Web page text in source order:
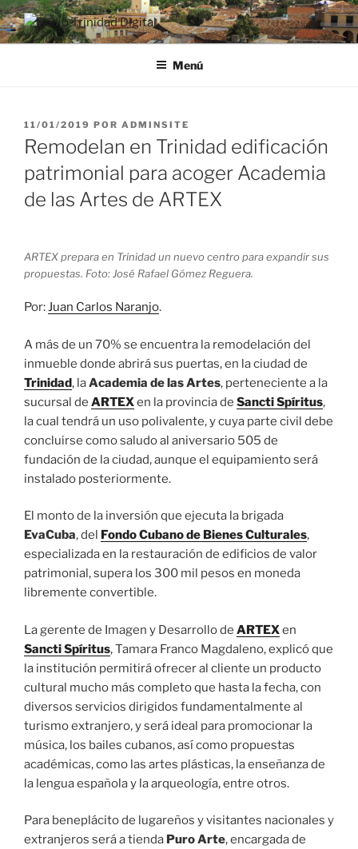
Saltar
al
contenido
RADIO TRINIDAD DIGITAL
Desde la Ciudad Museo del Caribe
Menú
PUBLICADO
EL
11/01/2019 POR ADMINSITE
Remodelan en Trinidad edificación
patrimonial para acoger Academia
de las Artes de ARTEX
ARTEX prepara en Trinidad un nuevo centro para expandir sus
propuestas. Foto: José Rafael Gómez Reguera.
Por:Juan Carlos Naranjo.
A más de un 70% se encuentra la remodelación del
inmueble donde abrirá sus puertas, en la ciudad de
Trinidad, laAcademia de las Artes, perteneciente a la
sucursal de ARTEXen la provincia de Sancti Spíritus,
la cual tendrá un uso polivalente, y cuya parte civil debe
concluirse como saludo al aniversario 505 de
fundación de la ciudad, aunque el equipamiento será
instalado posteriormente.
El monto de la inversión que ejecuta la brigada
EvaCuba, del Fondo Cubano de Bienes Culturales,
especializada en la restauración de edificios de valor
patrimonial, supera los 300 mil pesos en moneda
libremente convertible.
La gerente de Imagen y Desarrollo de ARTEXen
Sancti Spíritus, Tamara Franco Magdaleno, explicó que
la institución permitirá ofrecer al cliente un producto
cultural mucho más completo que hasta la fecha, con
diversos servicios dirigidos fundamentalmente al
turismo extranjero, y será ideal para promocionar la
música, los bailes cubanos, así como propuestas
académicas, como las artes plásticas, la enseñanza de
la lengua española y la arqueología, entre otros.
Para beneplácito de lugareños y visitantes nacionales y
extranjeros será a tienda Puro Arte, encargada de